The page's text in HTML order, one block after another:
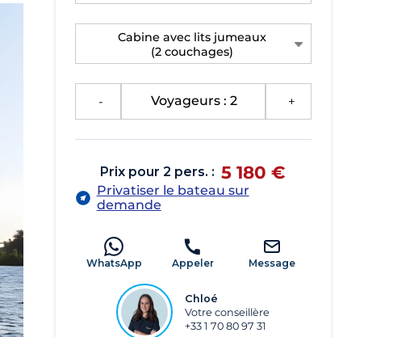
Cabine avec lits jumeaux
(2 couchages)
Voyageurs : 2
Prix pour 2 pers. : 5 180 €
Privatiser le bateau sur
demande
WhatsApp Appeler Message
Chloé
Votre conseillère
+33 1 70 80 97 31